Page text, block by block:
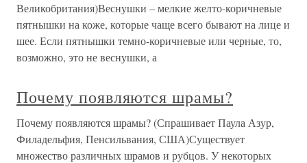
Великобритания)Веснушки – мелкие желто-коричневые
пятнышки на коже, которые чаще всего бывают на лице и
шее. Если пятнышки темно-коричневые или черные, то,
возможно, это не веснушки, а
Почему появляются шрамы?
Почему появляются шрамы? (Спрашивает Паула Азур,
Филадельфия, Пенсильвания, США)Существует
множество различных шрамов и рубцов. У некоторых